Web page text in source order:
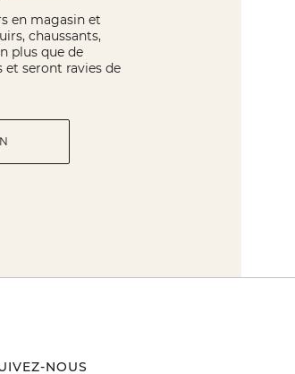
en magasin et
chaussants,
plus que de
et seront ravies de
NOUS